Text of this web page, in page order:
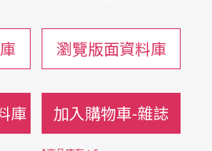
瀏覽版面資料庫
庫 加入購物車-雜誌